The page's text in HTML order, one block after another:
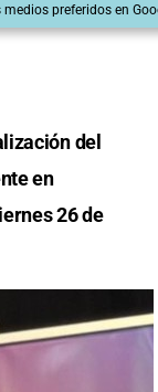
preferidos en
del
en
26 de